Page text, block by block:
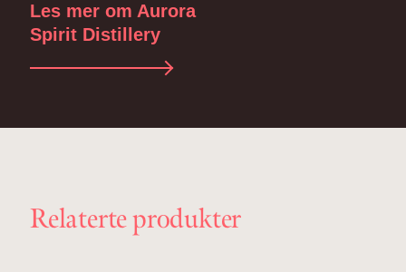
Les mer om Aurora
Spirit Distillery
Relaterte produkter